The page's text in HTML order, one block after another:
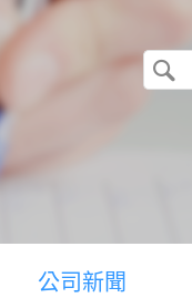
公司新聞